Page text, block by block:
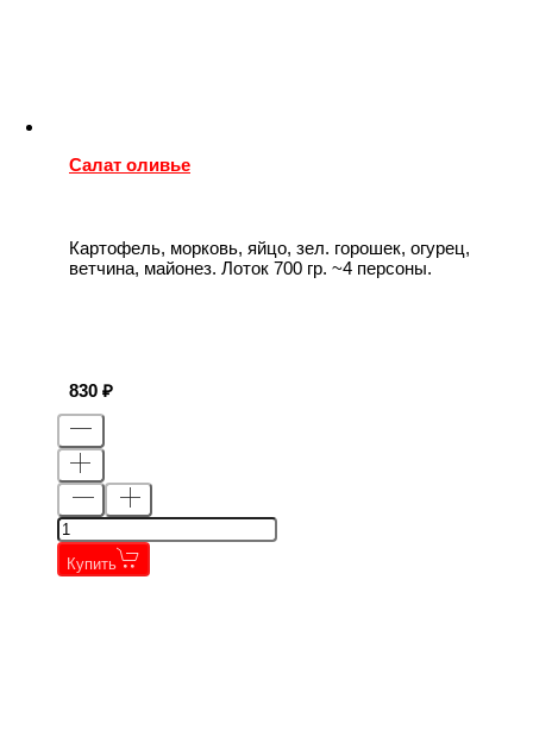
Салат оливье
Картофель, морковь, яйцо, зел. горошек, огурец,
ветчина, майонез. Лоток 700 гр. ~4 персоны.
830
Купить